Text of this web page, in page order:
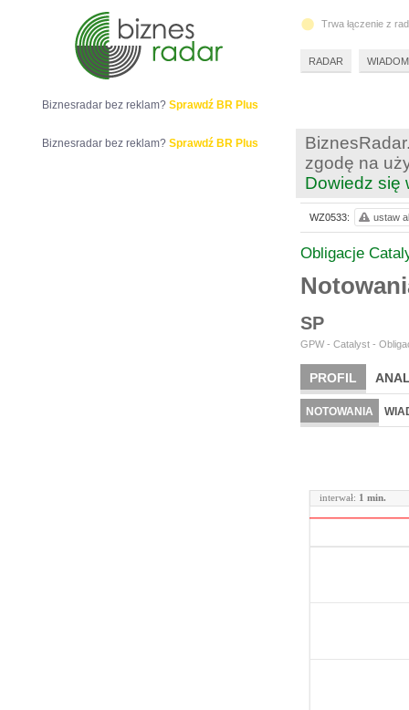
zgodę na
Dowiedz się
Obligacje
SP
GPW - Catalyst -
PROFIL
NOTOWANIA
interwał: 1 min.
WZ0533: ustaw
Biznesradar bez reklam? Sprawdź BR Plus
Biznesradar bez reklam? Sprawdź BR Plus
Trwa łączenie z
RADAR